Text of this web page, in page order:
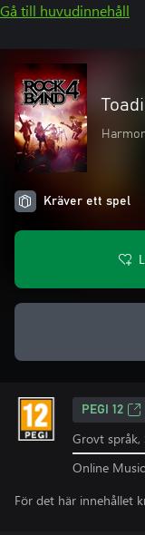
Gå till huvudinnehåll
Kräver ett spel
PEGI 12
Grovt språk,
Online
För det här innehållet